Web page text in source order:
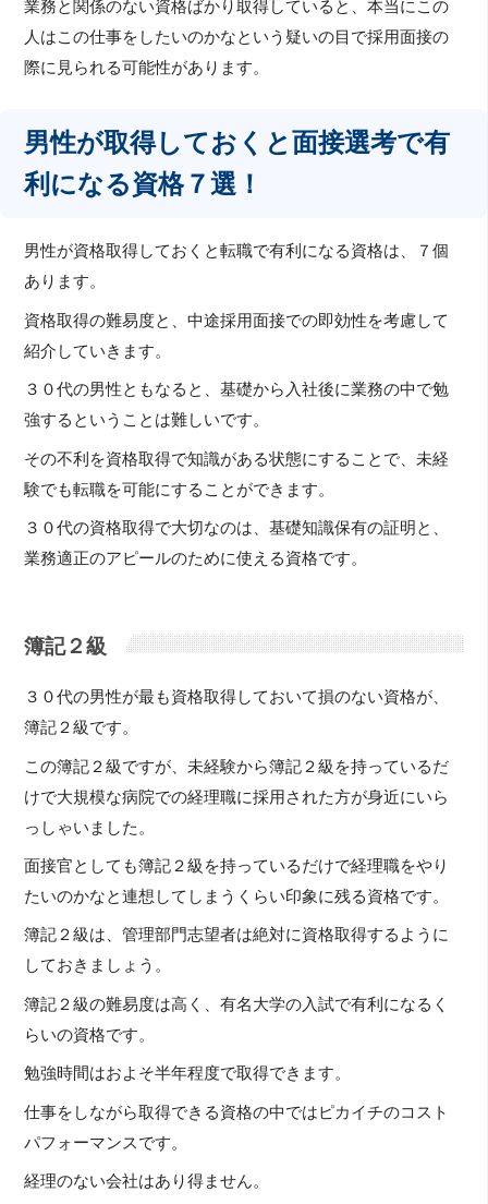
業務と関係のない資格ばかり取得していると、本当にこの
人はこの仕事をしたいのかなという疑いの目で採用面接の
際に見られる可能性があります。
男性が取得しておくと面接選考で有
利になる資格７選！
男性が資格取得しておくと転職で有利になる資格は、７個
あります。
資格取得の難易度と、中途採用面接での即効性を考慮して
紹介していきます。
３０代の男性ともなると、基礎から入社後に業務の中で勉
強するということは難しいです。
その不利を資格取得で知識がある状態にすることで、未経
験でも転職を可能にすることができます。
３０代の資格取得で大切なのは、基礎知識保有の証明と、
業務適正のアピールのために使える資格です。
簿記２級
３０代の男性が最も資格取得しておいて損のない資格が、
簿記２級です。
この簿記２級ですが、未経験から簿記２級を持っているだ
けで大規模な病院での経理職に採用された方が身近にいら
っしゃいました。
面接官としても簿記２級を持っているだけで経理職をやり
たいのかなと連想してしまうくらい印象に残る資格です。
簿記２級は、管理部門志望者は絶対に資格取得するように
しておきましょう。
簿記２級の難易度は高く、有名大学の入試で有利になるく
らいの資格です。
勉強時間はおよそ半年程度で取得できます。
仕事をしながら取得できる資格の中ではピカイチのコスト
パフォーマンスです。
経理のない会社はあり得ません。